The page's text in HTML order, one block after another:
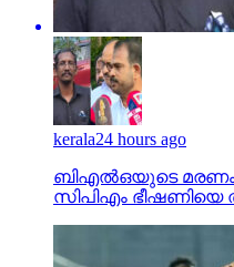
kerala24 hours ago
ബിഎല്‍ഒയുടെ
സിപിഎം ഭീഷണിയെ